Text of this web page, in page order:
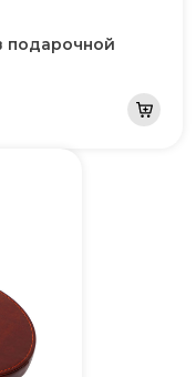
подарочной